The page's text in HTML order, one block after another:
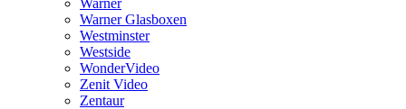
Warner
Warner Glasboxen
Westminster
Westside
WonderVideo
Zenit Video
Zentaur